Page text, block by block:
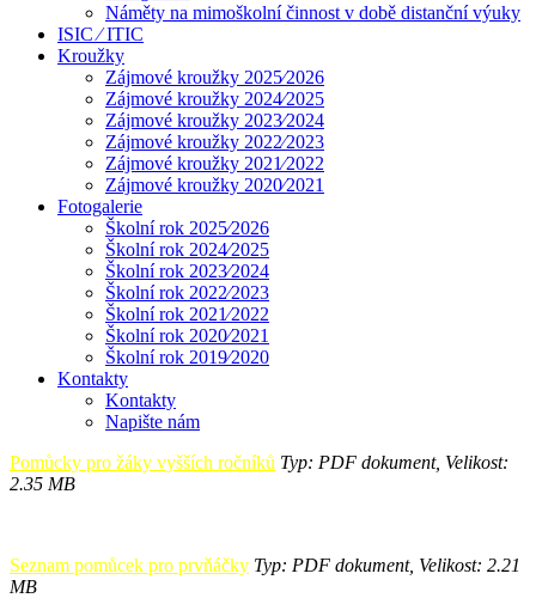
Náměty na mimoškolní činnost v době distanční výuky
ISIC ⁄ ITIC
Kroužky
Zájmové kroužky 2025⁄2026
Zájmové kroužky 2024⁄2025
Zájmové kroužky 2023⁄2024
Zájmové kroužky 2022⁄2023
Zájmové kroužky 2021⁄2022
Zájmové kroužky 2020⁄2021
Fotogalerie
Školní rok 2025⁄2026
Školní rok 2024⁄2025
Školní rok 2023⁄2024
Školní rok 2022⁄2023
Školní rok 2021⁄2022
Školní rok 2020⁄2021
Školní rok 2019⁄2020
Kontakty
Kontakty
Napište nám
Pomůcky pro žáky vyšších ročníků Typ: PDF dokument, Velikost:
2.35 MB
Seznam pomůcek pro prvňáčky Typ: PDF dokument, Velikost: 2.21
MB